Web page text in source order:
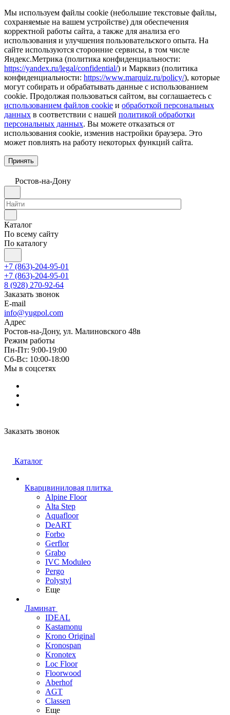
Мы используем файлы cookie (небольшие текстовые файлы,
сохраняемые на вашем устройстве) для обеспечения
корректной работы сайта, а также для анализа его
использования и улучшения пользовательского опыта. На
сайте используются сторонние сервисы, в том числе
Яндекс.Метрика (политика конфиденциальности:
https://yandex.ru/legal/confidential/) и Марквиз (политика
конфиденциальности: https://www.marquiz.ru/policy/), которые
могут собирать и обрабатывать данные с использованием
cookie. Продолжая пользоваться сайтом, вы соглашаетесь с
использованием файлов cookie и обработкой персональных
данных в соответствии с нашей политикой обработки
персональных данных. Вы можете отказаться от
использования cookie, изменив настройки браузера. Это
может повлиять на работу некоторых функций сайта.
Принять
Ростов-на-Дону
Каталог
По всему сайту
По каталогу
+7 (863)-204-95-01
+7 (863)-204-95-01
8 (928) 270-92-64
Заказать звонок
E-mail
info@yugpol.com
Адрес
Ростов-на-Дону, ул. Малиновского 48в
Режим работы
Пн-Пт: 9:00-19:00
Cб-Вс: 10:00-18:00
Мы в соцсетях
Заказать звонок
Каталог
Кварцвиниловая плитка
Alpine Floor
Alta Step
Aquafloor
DeART
Forbo
Gerflor
Grabo
IVC Moduleo
Pergo
Polystyl
Еще
Ламинат
IDEAL
Kastamonu
Krono Original
Kronospan
Kronotex
Loc Floor
Floorwood
Aberhof
AGT
Classen
Еще